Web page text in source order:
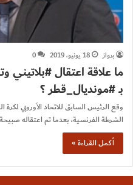
برواز
18 يونيو، 2019 0
ما علاقة اعتقال #بلاتيني
بـ #مونديال_قطر ؟
وقع الرئيس السابق للاتحاد الأوروبي
الشرطة الفرنسية، بعدما تم اعتقاله صبيحة
أكمل القراءة »